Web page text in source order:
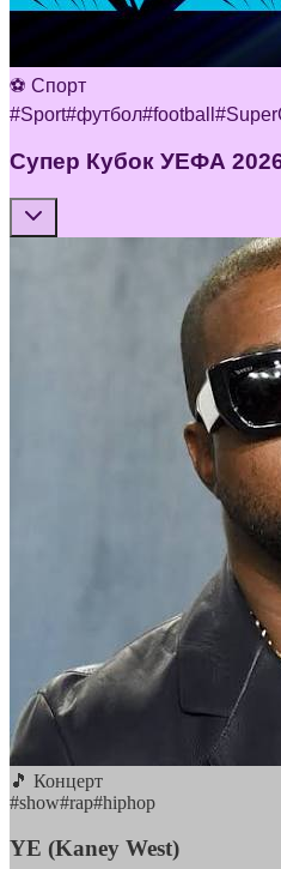
⚽ Спорт
#Sport#футбол#football #
Супер Кубок УЕФА
🎵 Концерт
#show#rap#hiphop
YE (Kaney West)